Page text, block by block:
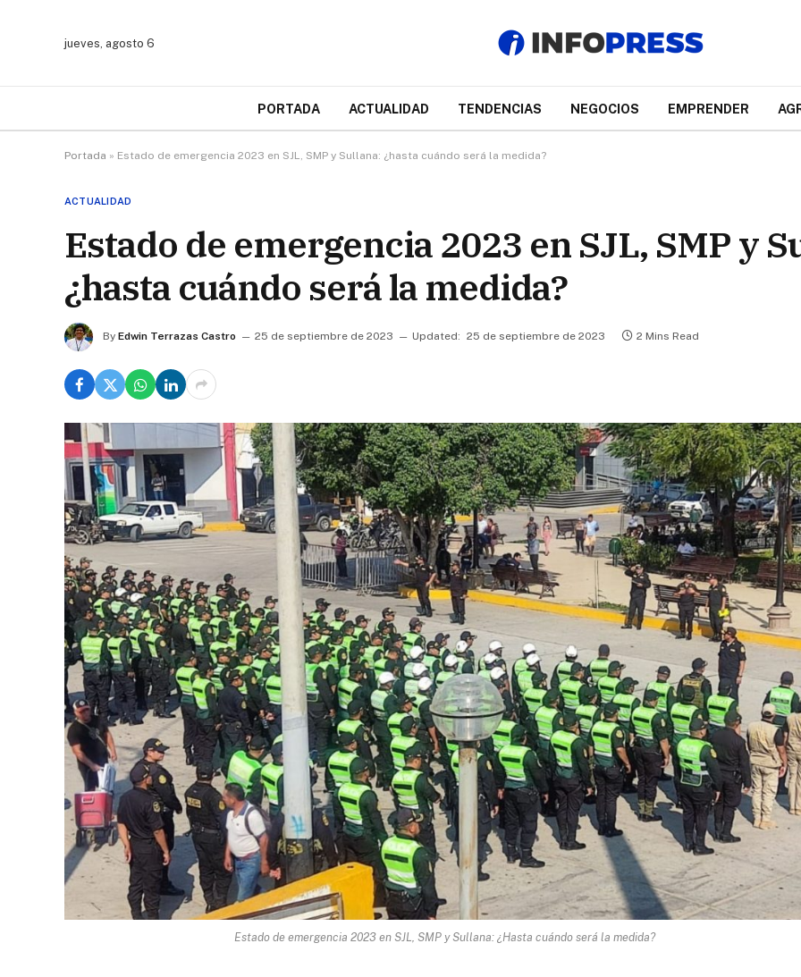
jueves, agosto 6
PORTADA ACTUALIDAD TENDENCIAS NEGOCIOS EMPRENDER
Portada » Estado de emergencia 2023 en SJL, SMP y Sullana: ¿hasta cuándo será la medida?
ACTUALIDAD
Estado de emergencia 2023 en SJL, SMP y
¿hasta cuándo será la medida?
By Edwin Terrazas Castro 25 de septiembre de 2023 Updated: 25 de septiembre de 2023 2 Mins Read
Estado de emergencia 2023 en SJL, SMP y Sullana: ¿Hasta cuándo será la medida?